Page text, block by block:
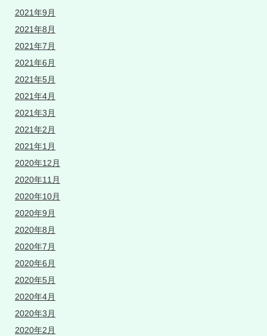
2021年9月
2021年8月
2021年7月
2021年6月
2021年5月
2021年4月
2021年3月
2021年2月
2021年1月
2020年12月
2020年11月
2020年10月
2020年9月
2020年8月
2020年7月
2020年6月
2020年5月
2020年4月
2020年3月
2020年2月